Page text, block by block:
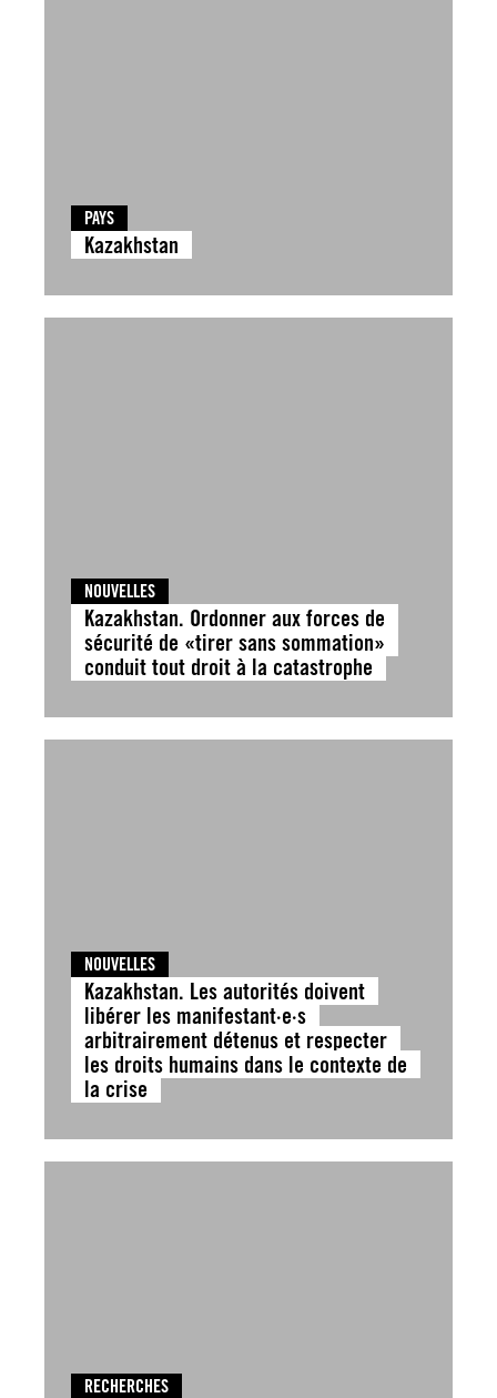
PAYS
Kazakhstan
NOUVELLES
Kazakhstan. Ordonner aux forces de
sécurité de «tirer sans sommation»
conduit tout droit à la catastrophe
NOUVELLES
Kazakhstan. Les autorités doivent
libérer les manifestant·e·s
arbitrairement détenus et respecter
les droits humains dans le contexte de
la crise
RECHERCHES